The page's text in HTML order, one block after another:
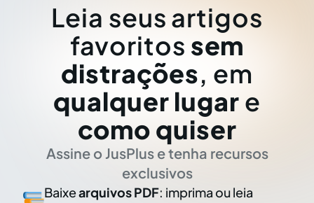
Leia seus artigos
favoritos sem
distrações, em
qualquer lugar e
como quiser
Assine o JusPlus e tenha recursos
exclusivos
Baixearquivos PDF: imprima ou leia